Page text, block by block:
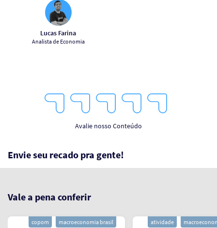
Lucas Farina
Analista de Economia
Stars Stars
Avalie nosso Conteúdo
Envie seu recado pra gente!
Vale a pena conferir
copom macroeconomia brasil atividade